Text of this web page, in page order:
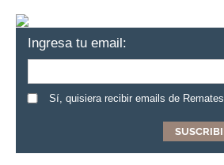
Ingresa tu email:
Sí, quisiera recibir emails de Remates.